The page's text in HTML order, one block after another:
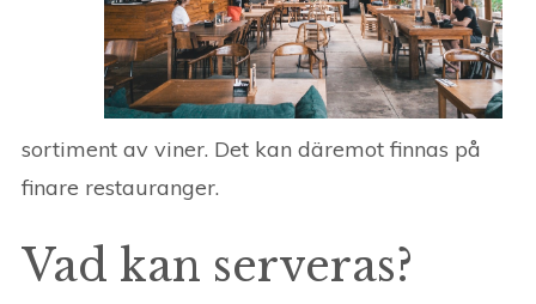
sortiment av viner. Det kan däremot finnas på
finare restauranger.
Vad kan serveras?